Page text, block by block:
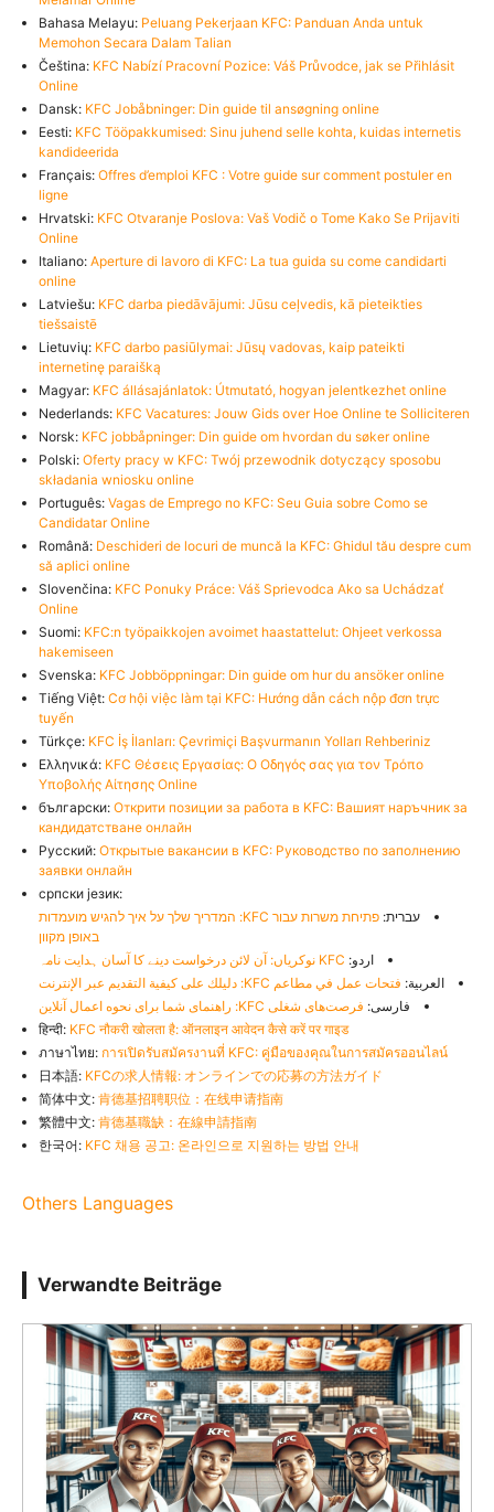
Bahasa Melayu: Peluang Pekerjaan KFC: Panduan Anda untuk
Memohon Secara Dalam Talian
Čeština: KFC Nabízí Pracovní Pozice: Váš Průvodce, jak se Přihlásit
Online
Dansk: KFC Jobåbninger: Din guide til ansøgning online
Eesti: KFC Tööpakkumised: Sinu juhend selle kohta, kuidas internetis
kandideerida
Français: Offres d’emploi KFC : Votre guide sur comment postuler en
ligne
Hrvatski: KFC Otvaranje Poslova: Vaš Vodič o Tome Kako Se Prijaviti
Online
Italiano: Aperture di lavoro di KFC: La tua guida su come candidarti
online
Latviešu: KFC darba piedāvājumi: Jūsu ceļvedis, kā pieteikties
tiešsaistē
Lietuvių: KFC darbo pasiūlymai: Jūsų vadovas, kaip pateikti
internetinę paraišką
Magyar: KFC állásajánlatok: Útmutató, hogyan jelentkezhet online
Nederlands: KFC Vacatures: Jouw Gids over Hoe Online te Solliciteren
Norsk: KFC jobbåpninger: Din guide om hvordan du søker online
Polski: Oferty pracy w KFC: Twój przewodnik dotyczący sposobu
składania wniosku online
Português: Vagas de Emprego no KFC: Seu Guia sobre Como se
Candidatar Online
Română: Deschideri de locuri de muncă la KFC: Ghidul tău despre cum
să aplici online
Slovenčina: KFC Ponuky Práce: Váš Sprievodca Ako sa Uchádzať
Online
Suomi: KFC:n työpaikkojen avoimet haastattelut: Ohjeet verkossa
hakemiseen
Svenska: KFC Jobböppningar: Din guide om hur du ansöker online
Tiếng Việt: Cơ hội việc làm tại KFC: Hướng dẫn cách nộp đơn trực
tuyến
Türkçe: KFC İş İlanları: Çevrimiçi Başvurmanın Yolları Rehberiniz
Ελληνικά: KFC Θέσεις Εργασίας: Ο Οδηγός σας για τον Τρόπο
Υποβολής Αίτησης Online
български: Открити позиции за работа в KFC: Вашият наръчник за
кандидатстване онлайн
Русский: Открытые вакансии в KFC: Руководство по заполнению
заявки онлайн
српски језик:
עברית:
פתיחת משרות עבור KFC: המדריך שלך על איך להגיש מועמדות
באופן מקוון
اردو: KFC نوکریاں: آن لائن درخواست دینے کا آسان ہدایت نامہ
العربية: فتحات عمل في مطاعم KFC: دليلك على كيفية التقديم عبر الإنترنت
فارسی: فرصت‌های شغلی KFC: راهنمای شما برای نحوه اعمال آنلاین
हिन्दी: KFC नौकरी खोलता है: ऑनलाइन आवेदन कैसे करें पर गाइड
ภาษาไทย: การเปิดรับสมัครงานที่ KFC: คู่มือของคุณในการสมัครออนไลน์
日本語: KFCの求人情報: オンラインでの応募の方法ガイド
简体中文: 肯德基招聘职位：在线申请指南
繁體中文: 肯德基職缺：在線申請指南
한국어: KFC 채용 공고: 온라인으로 지원하는 방법 안내
Others Languages
Verwandte Beiträge